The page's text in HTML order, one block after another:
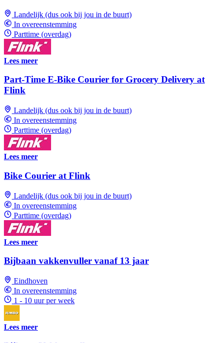
Landelijk (dus ook bij jou in de buurt)
In overeenstemming
Parttime (overdag)
Lees meer
Part-Time E-Bike Courier for Grocery Delivery at
Flink
Landelijk (dus ook bij jou in de buurt)
In overeenstemming
Parttime (overdag)
Lees meer
Bike Courier at Flink
Landelijk (dus ook bij jou in de buurt)
In overeenstemming
Parttime (overdag)
Lees meer
Bijbaan vakkenvuller vanaf 13 jaar
Eindhoven
In overeenstemming
1 - 10 uur per week
Lees meer